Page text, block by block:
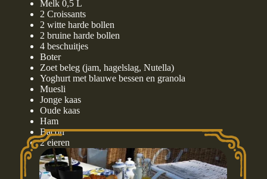
Melk 0,5 L
2 Croissants
2 witte harde bollen
2 bruine harde bollen
4 beschuitjes
Boter
Zoet beleg (jam, hagelslag, Nutella)
Yoghurt met blauwe bessen en granola
Muesli
Jonge kaas
Oude kaas
Ham
Bacon
2 eieren